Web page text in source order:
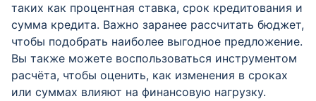
таких как процентная ставка, срок кредитования и
сумма кредита. Важно заранее рассчитать бюджет,
чтобы подобрать наиболее выгодное предложение.
Вы также можете воспользоваться инструментом
расчёта, чтобы оценить, как изменения в сроках
или суммах влияют на финансовую нагрузку.